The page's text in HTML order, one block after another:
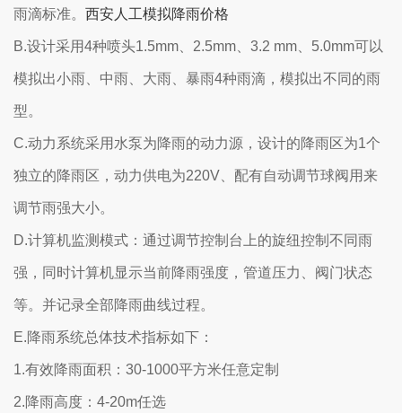
雨滴标准。 西安人工模拟降雨价格
B.设计采用4种喷头1.5mm、2.5mm、3.2 mm、5.0mm可以
模拟出小雨、中雨、大雨、暴雨4种雨滴，模拟出不同的雨
型。
C.动力系统采用水泵为降雨的动力源，设计的降雨区为1个
独立的降雨区，动力供电为220V、配有自动调节球阀用来
调节雨强大小。
D.计算机监测模式：通过调节控制台上的旋纽控制不同雨
强，同时计算机显示当前降雨强度，管道压力、阀门状态
等。并记录全部降雨曲线过程。
E.降雨系统总体技术指标如下：
1.有效降雨面积：30-1000平方米任意定制
2.降雨高度：4-20m任选